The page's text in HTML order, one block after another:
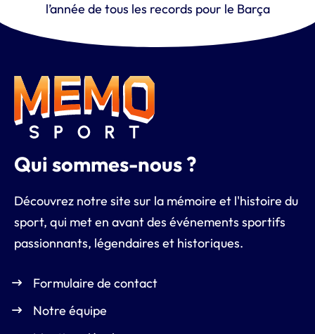
l’année de tous les records pour le Barça
Qui sommes-nous ?
Découvrez notre site sur la mémoire et l'histoire du
sport, qui met en avant des événements sportifs
passionnants, légendaires et historiques.
Formulaire de contact
Notre équipe